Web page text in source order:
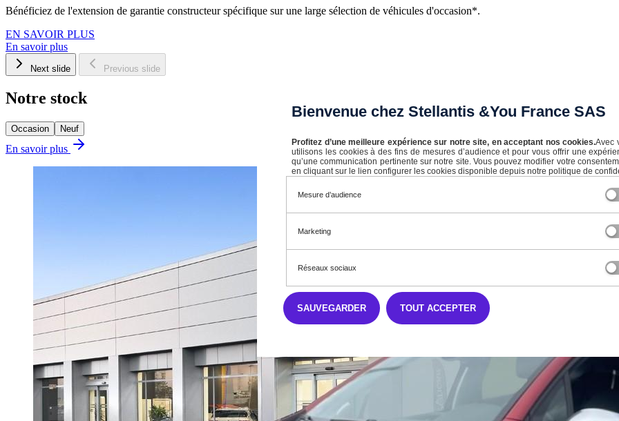
Bénéficiez de l'extension de garantie constructeur spécifique sur une large sélection de véhicules d'occasion*.
EN SAVOIR PLUS
En savoir plus
Next slide Previous slide
Notre stock
Occasion Neuf
En savoir plus
Bienvenue chez Stellantis &You France SAS
Profitez d’une meilleure expérience sur notre site, en acceptant nos cookies.Avec
utilisons les cookies à des fins de mesures d’audience et pour vous offrir une
qu’une communication pertinente sur notre site. Vous pouvez modifier votre
en cliquant sur le lien configurer les cookies disponible depuis notre politique de
Mesure d’audience
Marketing
Réseaux sociaux
TOUT ACCEPTER
SAUVEGARDER